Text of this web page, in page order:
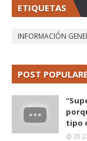
ETIQUETAS
INFORMACIÓN
POST
tipo